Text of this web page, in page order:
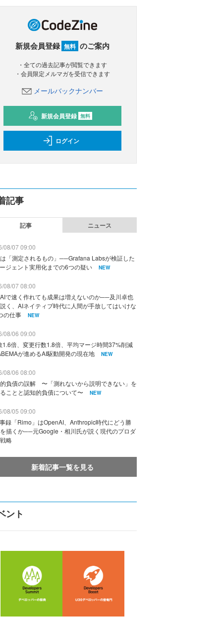
新規会員登録 無料 のご案内
・全ての過去記事が閲覧できます
・会員限定メルマガを受信できます
メールバックナンバー
新規会員登録 無料
ログイン
記事
記事 ニュース
08/07 09:00
「測定されるもの」──Grafana Labsが検証した
ジェント実用化までの6つの疑い
NEW
08/07 08:00
で速く作れても成果は増えないのか──及川卓也
く、AIネイティブ時代に人間が手放してはいけな
の仕事
NEW
08/06 09:00
1.6倍、変更行数1.8倍、平均マージ時間37%削減
が進めるAI駆動開発の現在地
NEW
08/06 08:00
負債の誤解 〜「測れないから説明できない」を
ことと認知的負債について〜
NEW
08/05 09:00
録「Rimo」はOpenAI、Anthropic時代にどう勝
描くか──元Google・相川氏が説く現代のプロダ
略
新着記事一覧を見る
ント